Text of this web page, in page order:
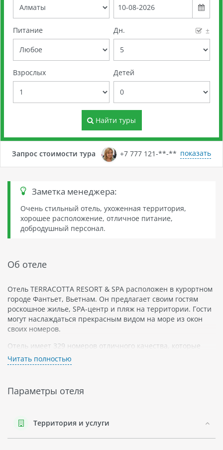
Питание Дн. ±
Взрослых Детей
Найти туры
Запрос стоимости тура +7 777 121-**-** показать
Заметка менеджера:
Очень стильный отель, ухоженная территория,
хорошее расположение, отличное питание,
добродушный персонал.
Об отеле
Отель TERRACOTTA RESORT & SPA расположен в курортном
городе Фантьет, Вьетнам. Он предлагает своим гостям
роскошное жилье, SPA-центр и пляж на территории. Гости
могут наслаждаться прекрасным видом на море из окон
своих номеров.
Отель имеет 329 номеров отличного качества, которые
укомплектованы всем необходимым для комфортного
проживания. Все номера украшены современной мебелью
SPA-центр отеля предлагает широкий спектр услуг для тела
могли расслабиться на пляже.
Фантьет - это один из самых популярных курортных
Читать полностью
Параметры отеля
Территория и услуги